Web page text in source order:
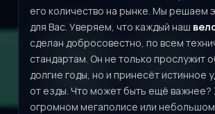
его количество на рынке. Мы решаем
для Вас. Уверяем, что каждый наш
сделан добросовестно, по всем
стандартам. Он не только прослужит
долгие годы, но и принесёт истинное
от езды. Что может быть ещё важнее?
огромном мегаполисе или